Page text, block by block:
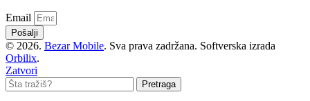
Email
Pošalji
© 2026. Bezar Mobile. Sva prava zadržana. Softverska izrada
Orbilix.
Zatvori
Pretraga